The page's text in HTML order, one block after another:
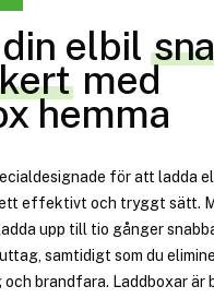
elbil
med
hemma
för att ladda
effektivt och tryggt sätt.
upp till tio gånger
samtidigt som du
brandfara. Laddboxar är